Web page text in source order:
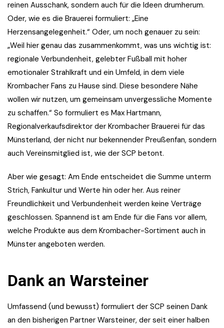
reinen Ausschank, sondern auch für die Ideen drumherum.
Oder, wie es die Brauerei formuliert: „Eine
Herzensangelegenheit.“ Oder, um noch genauer zu sein:
„Weil hier genau das zusammenkommt, was uns wichtig ist:
regionale Verbundenheit, gelebter Fußball mit hoher
emotionaler Strahlkraft und ein Umfeld, in dem viele
Krombacher Fans zu Hause sind. Diese besondere Nähe
wollen wir nutzen, um gemeinsam unvergessliche Momente
zu schaffen.“ So formuliert es Max Hartmann,
Regionalverkaufsdirektor der Krombacher Brauerei für das
Münsterland, der nicht nur bekennender Preußenfan, sondern
auch Vereinsmitglied ist, wie der SCP betont.
Aber wie gesagt: Am Ende entscheidet die Summe unterm
Strich, Fankultur und Werte hin oder her. Aus reiner
Freundlichkeit und Verbundenheit werden keine Verträge
geschlossen. Spannend ist am Ende für die Fans vor allem,
welche Produkte aus dem Krombacher-Sortiment auch in
Münster angeboten werden.
Dank an Warsteiner
Umfassend (und bewusst) formuliert der SCP seinen Dank
an den bisherigen Partner Warsteiner, der seit einer halben